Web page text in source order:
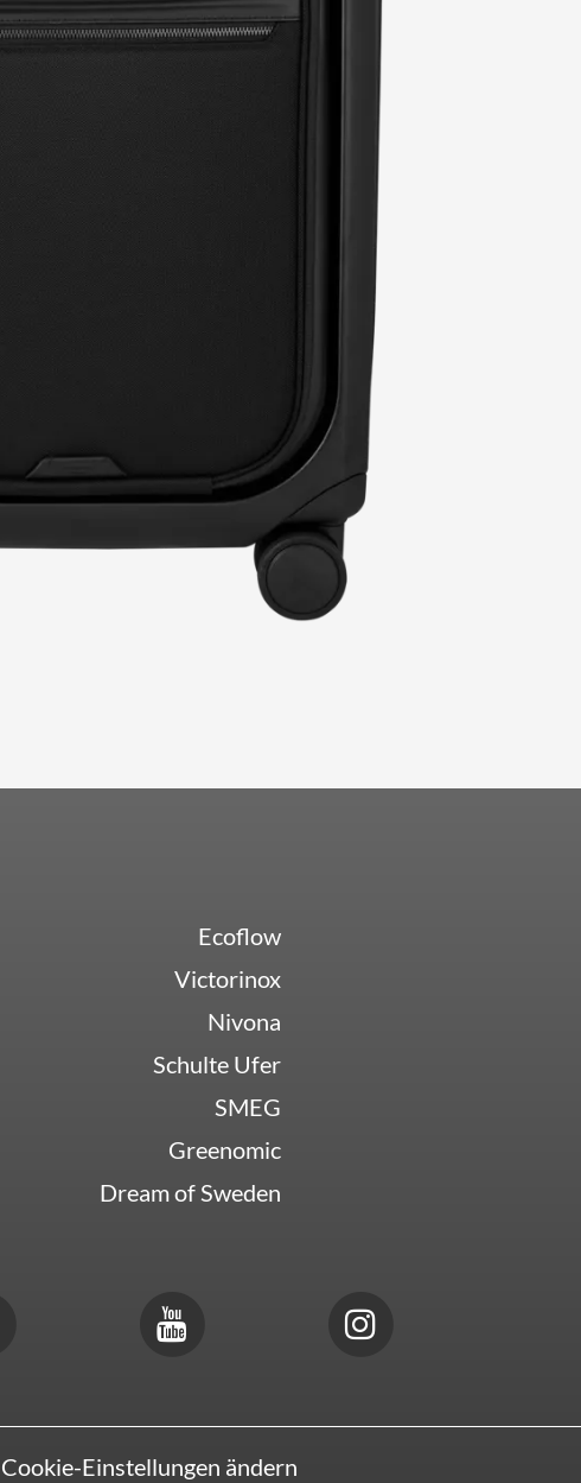
Ecoflow
Victorinox
Nivona
Schulte Ufer
SMEG
Greenomic
Dream of Sweden
Cookie-Einstellungen ändern